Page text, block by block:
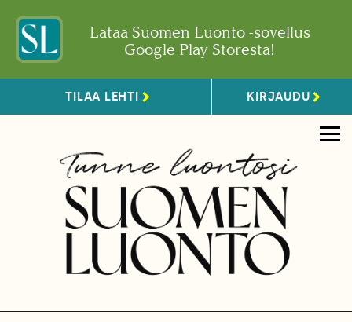
Lataa Suomen Luonto -sovellus
Google Play Storesta!
TILAA LEHTI KIRJAUDU